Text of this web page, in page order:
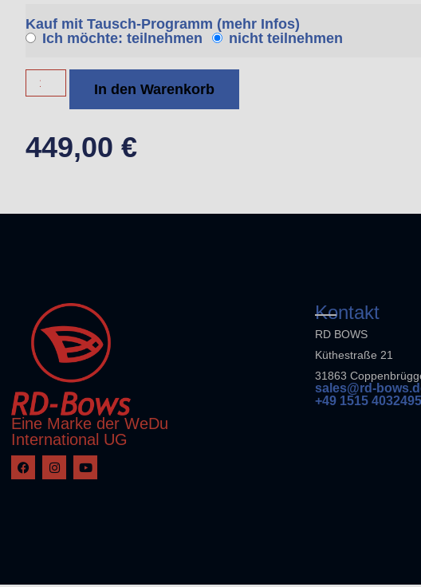
Kauf mit Tausch-Programm (mehr Infos)
Ich möchte: teilnehmen
nicht teilnehmen
In den Warenkorb
449,00 €
Eine Marke der WeDu
International UG
Kontakt
RD BOWS
Küthestraße 21
31863
sales@rd-
+49 1515 4032495